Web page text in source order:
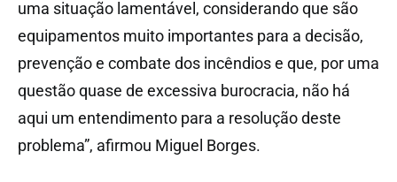
uma situação lamentável, considerando que são
equipamentos muito importantes para a decisão,
prevenção e combate dos incêndios e que, por uma
questão quase de excessiva burocracia, não há
aqui um entendimento para a resolução deste
problema”, afirmou Miguel Borges.